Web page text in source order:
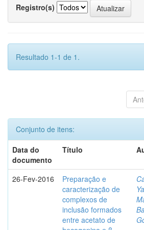
Registro(s)
Resultado 1-1 de 1.
Conjunto de itens:
Data do
documento
Título
26-Fev-2016
Preparação e
caracterização de
complexos de
inclusão formados
entre acetato de